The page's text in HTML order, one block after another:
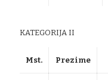
KATEGORIJA II
Mst. Prezime